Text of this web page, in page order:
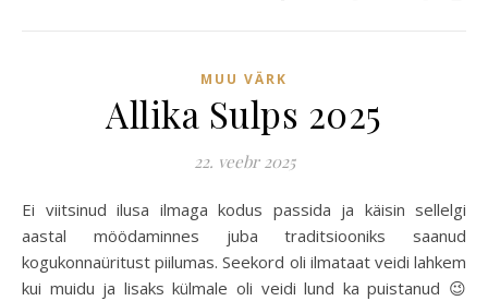
MUU VÄRK
Allika Sulps 2025
22. veebr 2025
Ei viitsinud ilusa ilmaga kodus passida ja käisin sellelgi
aastal möödaminnes juba traditsiooniks saanud
kogukonnaüritust piilumas. Seekord oli ilmataat veidi lahkem
kui muidu ja lisaks külmale oli veidi lund ka puistanud 😉